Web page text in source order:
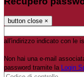
button close ×
all'indirizzo indicato con le
Non hai una e-mail
password tramite la Login